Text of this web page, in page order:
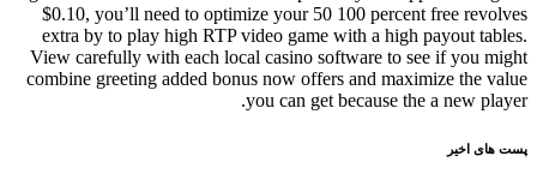
$0.10, you’ll need to optimize your 50 100 percent free revolves
extra by to play high RTP video game with a high payout tables.
View carefully with each local casino software to see if you might
combine greeting added bonus now offers and maximize the value
you can get because the a new player.
پست های اخیر